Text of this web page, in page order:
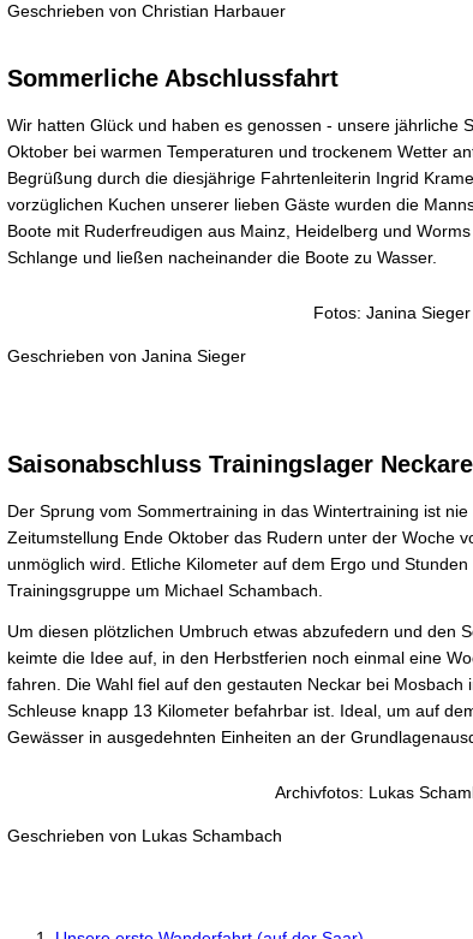
Geschrieben von Christian Harbauer
Sommerliche Abschlussfahrt
Wir hatten Glück und haben es genossen - unsere jährliche
Oktober bei warmen Temperaturen und trockenem Wetter
Begrüßung durch die diesjährige Fahrtenleiterin Ingrid
vorzüglichen Kuchen unserer lieben Gäste wurden die
Boote mit Ruderfreudigen aus Mainz, Heidelberg und
Schlange und ließen nacheinander die Boote zu Wasser.
Fotos: Janina Sieger
Geschrieben von Janina Sieger
Saisonabschluss Trainingslager
Der Sprung vom Sommertraining in das Wintertraining ist
Zeitumstellung Ende Oktober das Rudern unter der Woche
unmöglich wird. Etliche Kilometer auf dem Ergo und
Trainingsgruppe um Michael Schambach.
Um diesen plötzlichen Umbruch etwas abzufedern und den
keimte die Idee auf, in den Herbstferien noch einmal eine
fahren. Die Wahl fiel auf den gestauten Neckar bei
Schleuse knapp 13 Kilometer befahrbar ist. Ideal, um auf
Gewässer in ausgedehnten Einheiten an der
Archivfotos: Lukas
Geschrieben von Lukas Schambach